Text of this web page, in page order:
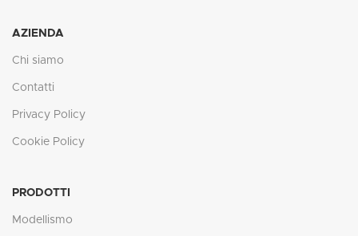
AZIENDA
Chi siamo
Contatti
Privacy Policy
Cookie Policy
PRODOTTI
Modellismo